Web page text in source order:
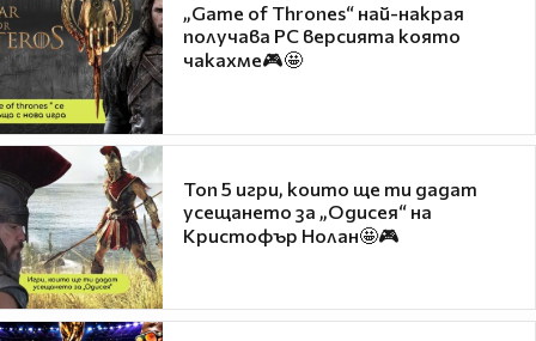
„Game of Thrones“ най-накрая
получава PC версията която
чакахме🎮🤩
Топ 5 игри, които ще ти дадат
усещането за „Одисея“ на
Кристофър Нолан🤩🎮